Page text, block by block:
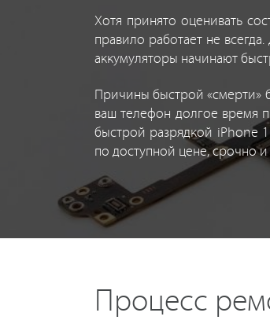
Хотя принято оценивать
правило работает не
аккумуляторы начинают
Причины быстрой «смерти»
ваш телефон долгое время
быстрой разрядкой iPhone
по доступной цене, срочно и
Процесс